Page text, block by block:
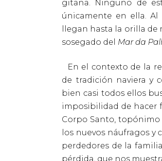
gitana. Ninguno de
únicamente en ella.
llegan hasta la orilla
sosegado del Mar da
En el contexto de la
de tradición naviera y
bien casi todos ellos
imposibilidad de hacer
Corpo Santo,
los nuevos náufragos
perdedores de la
pérdida, que nos